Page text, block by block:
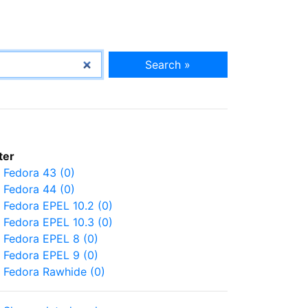
Search »
Fedora 43 (0)
Fedora 44 (0)
Fedora EPEL 10.2 (0)
Fedora EPEL 10.3 (0)
Fedora EPEL 8 (0)
Fedora EPEL 9 (0)
Fedora Rawhide (0)